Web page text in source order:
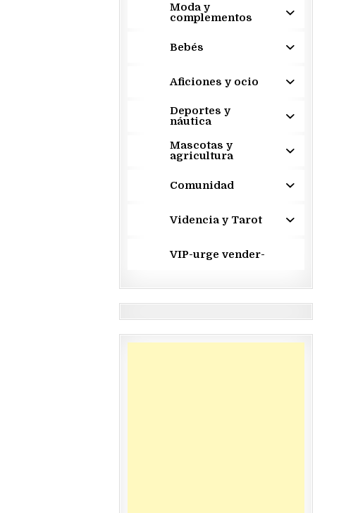
Moda y
complementos
Bebés
Aficiones y ocio
Deportes y
náutica
Mascotas y
agricultura
Comunidad
Videncia y Tarot
VIP-urge vender-